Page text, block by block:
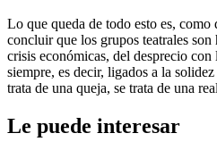
Lo que queda de todo esto es,
concluir que los grupos teatrales son
crisis económicas, del desprecio
siempre, es decir, ligados a la
trata de una queja, se trata de una
Le puede interesar